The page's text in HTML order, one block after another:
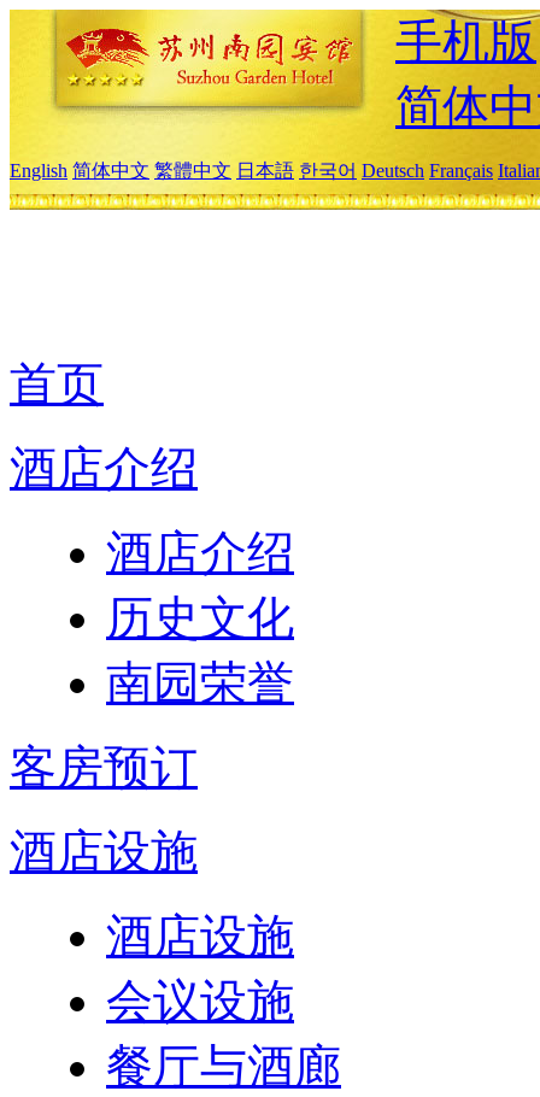
手机版
简体
English 简体中文 繁體中文 日本語 한국어 Deutsch Français
首页
酒店介绍
酒店介绍
历史文化
南园荣誉
客房预订
酒店设施
酒店设施
会议设施
餐厅与酒廊